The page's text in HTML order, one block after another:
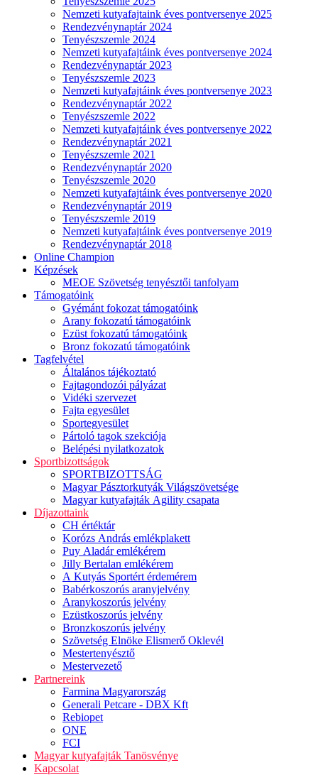
Nemzeti kutyafajtaink éves pontversenye 2025
Rendezvénynaptár 2024
Tenyészszemle 2024
Nemzeti kutyafajtáink éves pontversenye 2024
Rendezvénynaptár 2023
Tenyészszemle 2023
Nemzeti kutyafajtáink éves pontversenye 2023
Rendezvénynaptár 2022
Tenyészszemle 2022
Nemzeti kutyafajtáink éves pontversenye 2022
Rendezvénynaptár 2021
Tenyészszemle 2021
Rendezvénynaptár 2020
Tenyészszemle 2020
Nemzeti kutyafajtáink éves pontversenye 2020
Rendezvénynaptár 2019
Tenyészszemle 2019
Nemzeti kutyafajtáink éves pontversenye 2019
Rendezvénynaptár 2018
Online Champion
Képzések
MEOE Szövetség tenyésztői tanfolyam
Támogatóink
Gyémánt fokozat támogatóink
Arany fokozatú támogatóink
Ezüst fokozatú támogatóink
Bronz fokozatú támogatóink
Tagfelvétel
Általános tájékoztató
Fajtagondozói pályázat
Vidéki szervezet
Fajta egyesület
Sportegyesület
Pártoló tagok szekciója
Belépési nyilatkozatok
Sportbizottságok
SPORTBIZOTTSÁG
Magyar Pásztorkutyák Világszövetsége
Magyar kutyafajták Agility csapata
Díjazottaink
CH értéktár
Korózs András emlékplakett
Puy Aladár emlékérem
Jilly Bertalan emlékérem
A Kutyás Sportért érdemérem
Babérkoszorús aranyjelvény
Aranykoszorús jelvény
Ezüstkoszorús jelvény
Bronzkoszorús jelvény
Szövetség Elnöke Elismerő Oklevél
Mestertenyésztő
Mestervezető
Partnereink
Farmina Magyarország
Generali Petcare - DBX Kft
Rebiopet
ONE
FCI
Magyar kutyafajták Tanösvénye
Kapcsolat